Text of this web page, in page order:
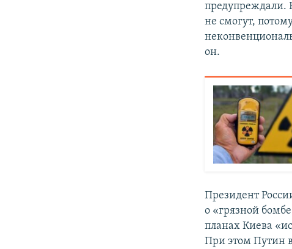
предупреждали.
не смогут,
он.
Президент
о «грязной
планах Киева
При этом Путин